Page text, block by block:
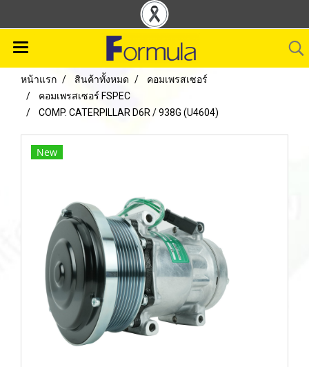
หน้าแรก สินค้าทั้งหมด
คอมเพรสเซอร์
คอมเพรสเซอร์ FSPEC
COMP. CATERPILLAR D6R / 938G (U4604)
New